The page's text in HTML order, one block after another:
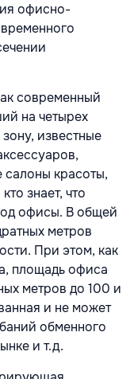
офисно-
современный
на четырех
известные
салоны красоты,
знает, что
офисы. В общей
метров
При этом, как
площадь офиса
метров до 100 и
и не может
обменного
и т.д.